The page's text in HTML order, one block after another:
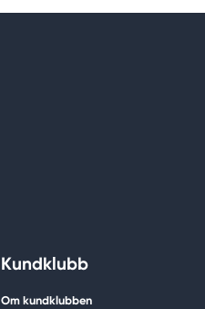
Kundklubb
Om kundklubben